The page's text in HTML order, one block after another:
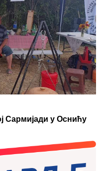
Сармијади у Оснићу